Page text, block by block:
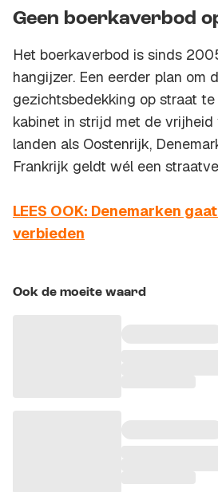
Geen boerkaverbod
Het boerkaverbod is sinds
hangijzer. Een eerder plan om
gezichtsbedekking op straat
kabinet in strijd met de vrijheid
landen als Oostenrijk,
Frankrijk geldt wél een
LEES OOK: Denemarken
verbieden
Ook de moeite waard